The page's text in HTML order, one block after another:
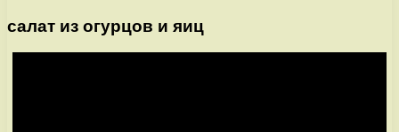
салат из огурцов и яиц